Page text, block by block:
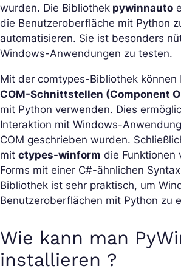
wurden. Die Bibliothek pywinnauto
die Benutzeroberfläche mit Python
automatisieren. Sie ist besonders
Windows-Anwendungen zu testen.
Mit der comtypes-Bibliothek können
COM-Schnittstellen (Component
mit Python verwenden. Dies
Interaktion mit Windows-
COM geschrieben wurden.
mit ctypes-winform die Funktionen
Forms mit einer C#-ähnlichen
Bibliothek ist sehr praktisch, um
Benutzeroberflächen mit Python zu
Wie kann man
installieren ?